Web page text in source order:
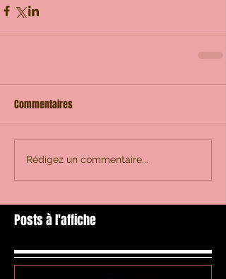
Commentaires
Rédigez un commentaire...
Posts à l'affiche